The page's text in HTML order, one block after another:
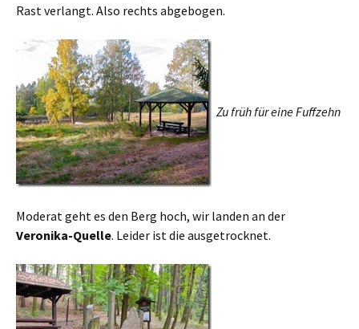
Rast verlangt. Also rechts abgebogen.
Zu früh für eine Fuffzehn
Moderat geht es den Berg hoch, wir landen an der
Veronika-Quelle. Leider ist die ausgetrocknet.